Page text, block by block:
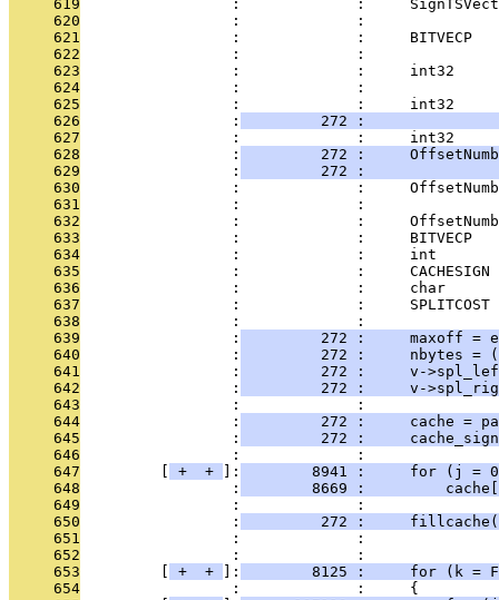
     619
:             :
     620
:             :
     621
:             :     BITVECP
     622
:             :
     623
:             :     int32
     624
:             :
     625
:             :     int32
     626
                 :
272 :
     627
:             :     int32
     628
                 :
272 :
     629
                 :
272 :
     630
:             :
     631
:             :
     632
:             :
     633
:             :     BITVECP
     634
:             :     int
     635
:             :     CACHESIGN
     636
:             :     char
     637
:             :     SPLITCOST
     638
                 :             :
     639
                 :
272 :     maxoff =
     640
                 :
272 :     nbytes =
     641
                 :
272 :     v-
     642
                 :
272 :     v-
     643
                 :             :
     644
                 :
272 :     cache =
     645
                 :
272 :
     646
                 :             :
     647
+ + ]:
8941 :     for (j =
     648
                 :
8669 :
     649
                 :             :
     650
                 :
272 :
     651
:             :
     652
                 :             :
     653
+ + ]:
8125 :     for (k =
     654
                 :             :     {